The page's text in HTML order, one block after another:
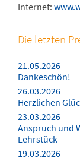
Internet:
Die letzten
21.05.2026
Dankeschön!
26.03.2026
Herzlichen
23.03.2026
Anspruch und
Lehrstück
19.03.2026